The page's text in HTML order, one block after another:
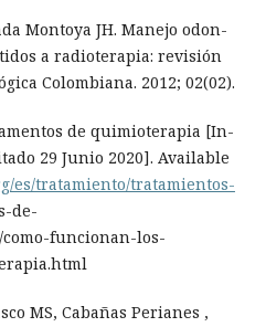
Montoya JH. Manejo odon-
a radioterapia: revisión
Colombiana. 2012; 02(02).
de quimioterapia [In-
29 Junio 2020]. Available
es/tratamiento/tratamientos-
de-
funcionan-los-
MS, Cabañas Perianes ,